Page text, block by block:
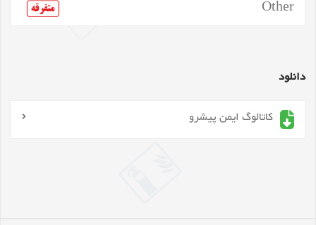
Other
دانلود
کاتالوگ ایمن پیشرو